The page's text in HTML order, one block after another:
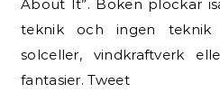
About It”. Boken plockar
teknik och ingen teknik
solceller, vindkraftverk
fantasier. Tweet